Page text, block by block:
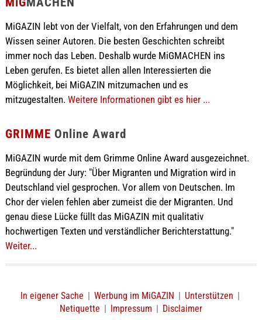
MiGAZIN lebt von der Vielfalt, von den Erfahrungen und dem
Wissen seiner Autoren. Die besten Geschichten schreibt
immer noch das Leben. Deshalb wurde MiGMACHEN ins
Leben gerufen. Es bietet allen allen Interessierten die
Möglichkeit, bei MiGAZIN mitzumachen und es
mitzugestalten. Weitere Informationen gibt es hier ...
GRIMME Online Award
MiGAZIN wurde mit dem Grimme Online Award ausgezeichnet.
Begründung der Jury: "Über Migranten und Migration wird in
Deutschland viel gesprochen. Vor allem von Deutschen. Im
Chor der vielen fehlen aber zumeist die der Migranten. Und
genau diese Lücke füllt das MiGAZIN mit qualitativ
hochwertigen Texten und verständlicher Berichterstattung."
Weiter...
In eigener Sache | Werbung im MiGAZIN | Unterstützen |
Netiquette | Impressum | Disclaimer